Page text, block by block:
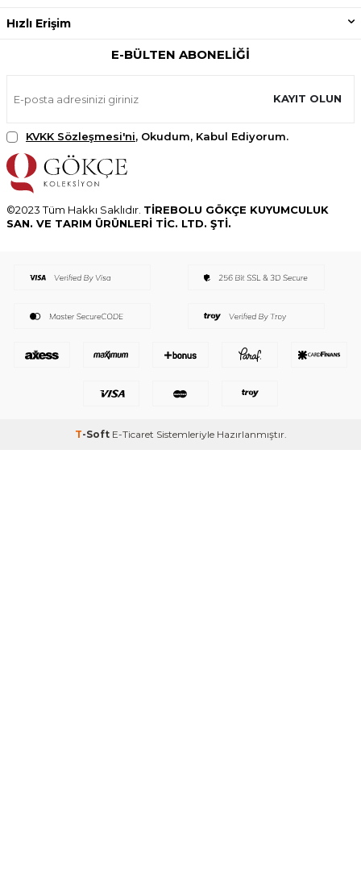
Hızlı Erişim
E-BÜLTEN ABONELIĞI
KAYIT OLUN
KVKK Sözleşmesi'ni, Okudum, Kabul Ediyorum.
©2023 Tüm Hakkı Saklıdır. TİREBOLU GÖKÇE KUYUMCULUK
SAN. VE TARIM ÜRÜNLERİ TİC. LTD. ŞTİ.
T-Soft E-Ticaret Sistemleriyle Hazırlanmıştır.